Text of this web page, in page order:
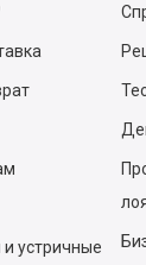
устричные